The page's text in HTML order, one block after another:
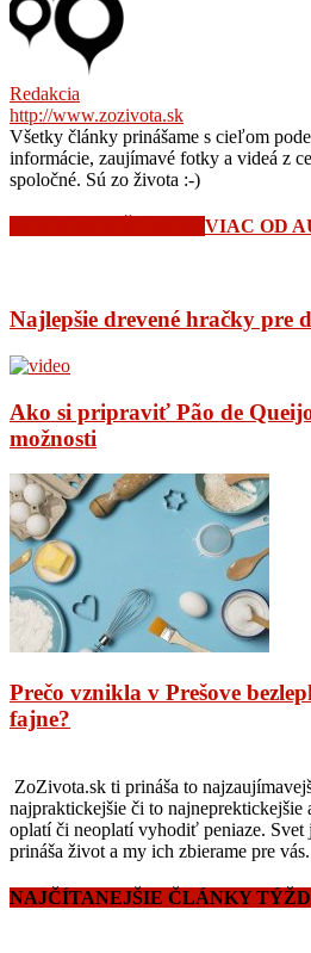
Redakcia
http://www.zozivota.sk
Všetky články prinášame s cieľom
informácie, zaujímavé fotky a videá z
spoločné. Sú zo života :-)
VIAC OD
Najlepšie drevené hračky pre
Ako si pripraviť Pão de
možnosti
Prečo vznikla v Prešove
fajne?
ZoZivota.sk ti prináša to
najpraktickejšie či to najneprektickejšie
oplatí či neoplatí vyhodiť peniaze. Svet
prináša život a my ich zbierame pre vás.
NAJČÍTANEJŠIE ČLÁNKY